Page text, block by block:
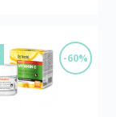
-60%